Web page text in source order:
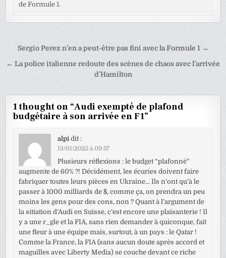
de Formule 1.
Navigation
de
Sergio Perez n’en a peut-être pas fini avec la Formule 1 →
← La police italienne redoute des scènes de chaos avec l’arrivée
d’Hamilton
1 thought on “Audi exempté de plafond
budgétaire à son arrivée en F1”
alpi dit :
13/01/2025 à 09:57
Plusieurs réflexions : le budget “plafonné”
augmente de 60% ?! Décidément, les écuries doivent faire
fabriquer toutes leurs pièces en Ukraine… Ils n’ont qu’à le
passer à 1000 milliards de $, comme ça, on prendra un peu
moins les gens pour des cons, non ? Quant à l’argument de
la sitiation d’Audi en Suisse, c’est encore une plaisanterie ! Il
y a une r_gle et la FIA, sans rien demander à quiconque, fait
une fleur à une équipe mais, surtout, à un pays : le Qatar !
Comme la France, la FIA (sans aucun doute après accord et
maguilles avec Liberty Media) se couche devant ce riche